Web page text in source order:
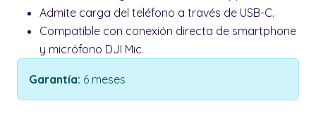
Admite carga del teléfono a través de USB-C.
Compatible con conexión directa de smartphone
y micrófono DJI Mic.
Garantía: 6 meses